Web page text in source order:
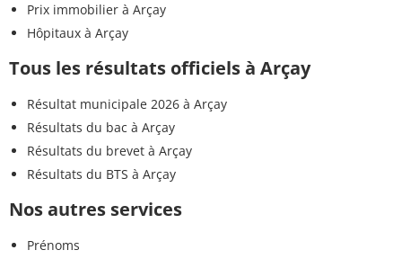
Prix immobilier à Arçay
Hôpitaux à Arçay
Tous les résultats officiels à Arçay
Résultat municipale 2026 à Arçay
Résultats du bac à Arçay
Résultats du brevet à Arçay
Résultats du BTS à Arçay
Nos autres services
Prénoms